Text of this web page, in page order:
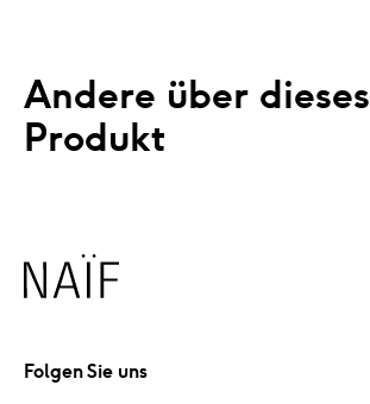
Andere über dieses
Produkt
Naïf
Folgen Sie uns